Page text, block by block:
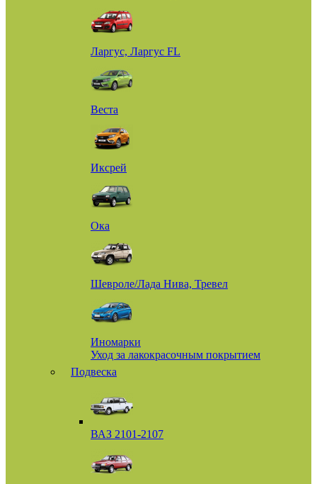
Ларгус, Ларгус FL
Веста
Иксрей
Ока
Шевроле/Лада Нива, Тревел
Иномарки
Уход за лакокрасочным покрытием
Подвеска
ВАЗ 2101-2107